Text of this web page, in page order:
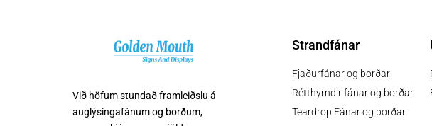
Við höfum stundað framleiðslu á
auglýsingafánum og borðum,
Strandfánar
Fjaðurfánar og borðar
Rétthyrndir fánar og borðar
Teardrop Fánar og borðar